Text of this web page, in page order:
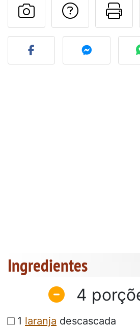
Falar
Fez esta
Ingredientes
4
1 laranja descascada